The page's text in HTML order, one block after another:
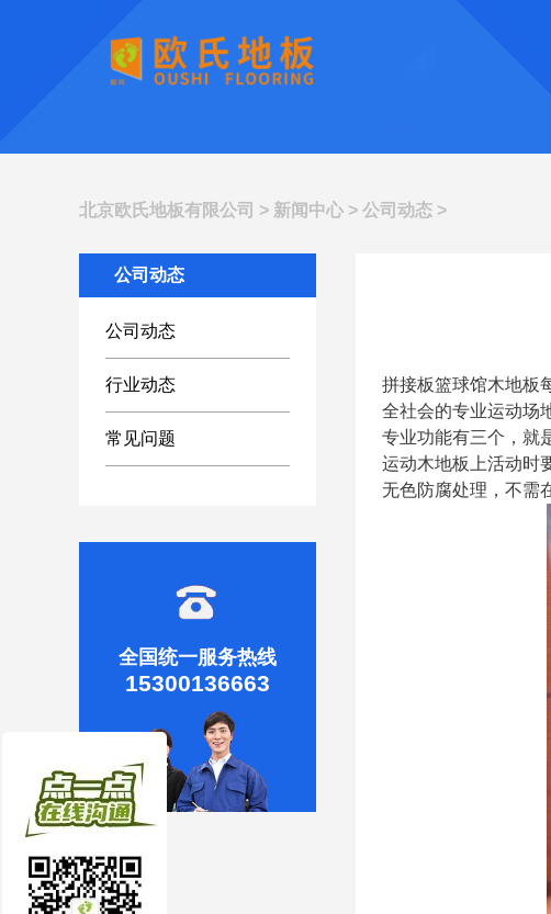
北京欧氏地板有限公司 > 新闻中心 > 公司动态 >
公司动态
公司动态
行业动态
常见问题
全国统一服务热线
15300136663
拼接板篮球馆木地板
全社会的专业运动场
专业功能有三个，就
运动木地板上活动时
无色防腐处理，不需